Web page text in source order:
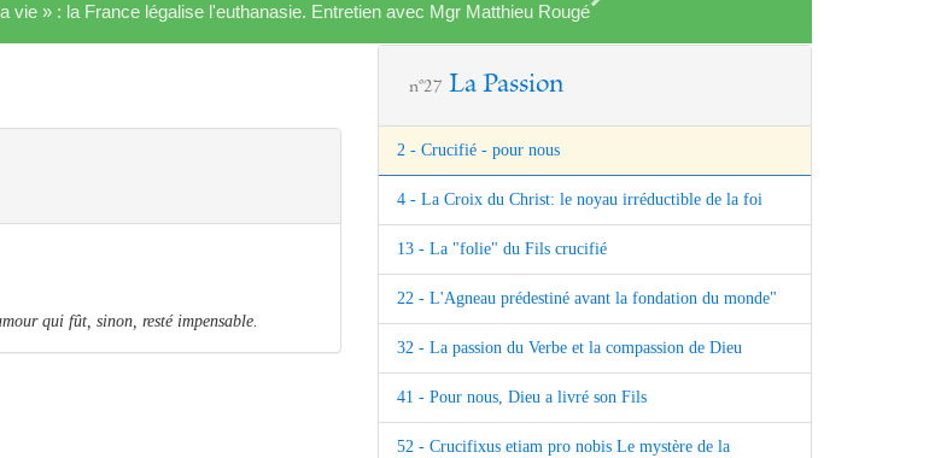
vie » : la France légalise l'euthanasie. Entretien avec Mgr Matthieu Rougé
qui fût, sinon, resté impensable.
n°27 La Passion
2 - Crucifié - pour nous
4 - La Croix du Christ: le noyau irréductible de la foi
13 - La "folie" du Fils crucifié
22 - L'Agneau prédestiné avant la fondation du monde"
32 - La passion du Verbe et la compassion de Dieu
41 - Pour nous, Dieu a livré son Fils
52 - Crucifixus etiam pro nobis Le mystère de la